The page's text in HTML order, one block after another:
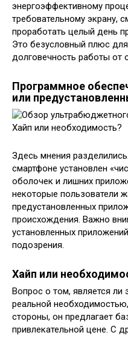
энергоэффективному
требовательному экрану,
проработать целый день
Это безусловный плюс
долговечность работы от
Программное
или
Здесь мнения
смартфоне установлен
оболочек и лишних
некоторые пользователи
предустановленных
происхождения. Важно
установленных
подозрения.
Хайп или
Вопрос о том, является ли
реальной
стороны, он предлагает
привлекательной цене. С